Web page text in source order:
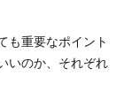
も重要なポイント
いのか、それぞれ